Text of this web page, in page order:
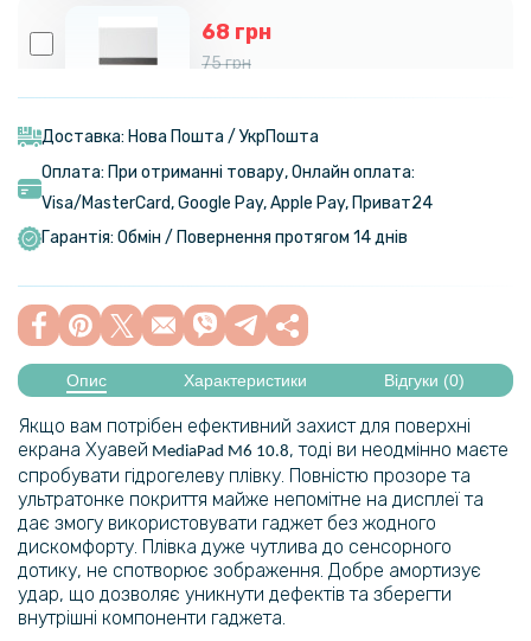
68 грн
75 грн
Шпатель для поклейки гідрогелевої плівки 14cm
Доставка: Нова Пошта / УкрПошта
Оплата: При отриманні товару, Онлайн оплата:
Visa/MasterСard, Google Pay, Apple Pay, Приват24
Гарантія: Обмін / Повернення протягом 14 днів
Опис Характеристики Відгуки (0)
Якщо вам потрібен ефективний захист для поверхні
екрана Хуавей MediaPad M6 10.8, тоді ви неодмінно маєте
спробувати гідрогелеву плівку. Повністю прозоре та
ультратонке покриття майже непомітне на дисплеї та
дає змогу використовувати гаджет без жодного
дискомфорту. Плівка дуже чутлива до сенсорного
дотику, не спотворює зображення. Добре амортизує
удар, що дозволяє уникнути дефектів та зберегти
внутрішні компоненти гаджета.